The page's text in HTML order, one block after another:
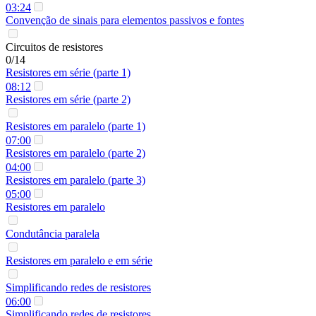
03:24
Convenção de sinais para elementos passivos e fontes
Circuitos de resistores
0/14
Resistores em série (parte 1)
08:12
Resistores em série (parte 2)
Resistores em paralelo (parte 1)
07:00
Resistores em paralelo (parte 2)
04:00
Resistores em paralelo (parte 3)
05:00
Resistores em paralelo
Condutância paralela
Resistores em paralelo e em série
Simplificando redes de resistores
06:00